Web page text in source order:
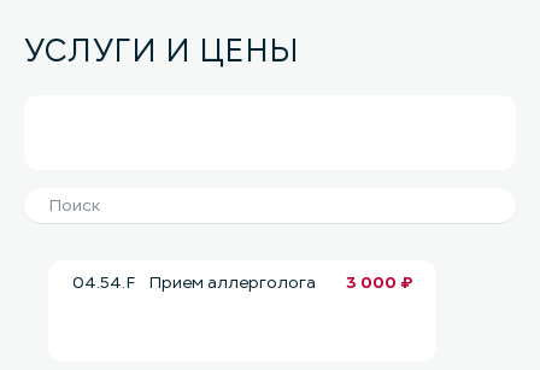
УСЛУГИ И ЦЕНЫ
04.54.F Прием аллерголога 3 000 ₽